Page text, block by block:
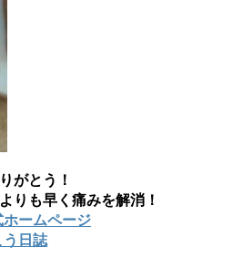
がとう！
りも早く痛みを解消！
ームページ
日誌